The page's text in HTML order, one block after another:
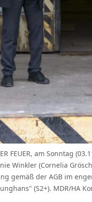
FEUER, am Sonntag
Winkler (Cornelia
gemäß der AGB im
(S2+). MDR/HA